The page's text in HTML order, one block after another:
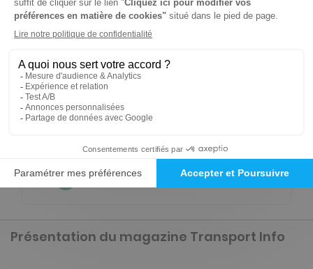
mobilité
Ecoutez tous les articles de votre magazine
partout et à tout moment de la journée en
voiture (Disponible via CarPlay & Androïd Auto)
Android).
0.49€/mois
Présentation du magazine Transport Info